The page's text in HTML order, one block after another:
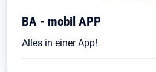
BA - mobil APP
Alles in einer App!